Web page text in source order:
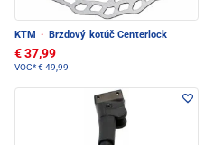
KTM · Brzdový kotúč Centerlock
€ 37,99
VOC*€ 49,99